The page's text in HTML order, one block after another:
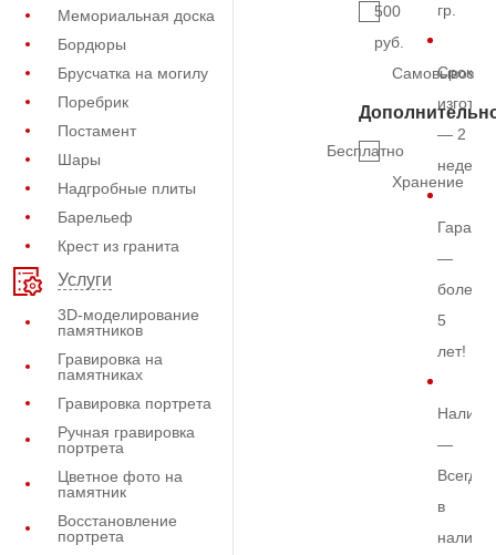
Мемориальная доска
Бордюры
Брусчатка на могилу
Поребрик
Постамент
Шары
Надгробные плиты
Барельеф
Крест из гранита
Услуги
3D-моделирование
памятников
Гравировка на
памятниках
Гравировка портрета
Ручная гравировка
портрета
Цветное фото на
памятник
Восстановление
портрета
500
руб.
Самовывоз
Бесплатно
Хранение
гр.
Срок
— 2
недели
—
более
5
лет!
—
Всегда
в